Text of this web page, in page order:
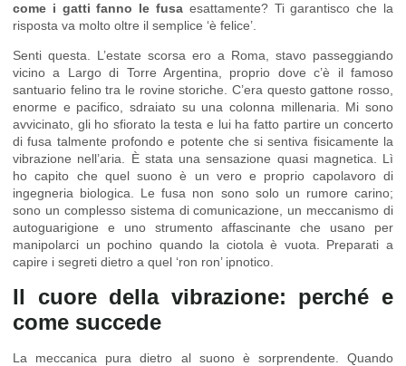
come i gatti fanno le fusa esattamente? Ti garantisco che la
risposta va molto oltre il semplice ‘è felice’.
Senti questa. L’estate scorsa ero a Roma, stavo passeggiando
vicino a Largo di Torre Argentina, proprio dove c’è il famoso
santuario felino tra le rovine storiche. C’era questo gattone rosso,
enorme e pacifico, sdraiato su una colonna millenaria. Mi sono
avvicinato, gli ho sfiorato la testa e lui ha fatto partire un concerto
di fusa talmente profondo e potente che si sentiva fisicamente la
vibrazione nell’aria. È stata una sensazione quasi magnetica. Lì
ho capito che quel suono è un vero e proprio capolavoro di
ingegneria biologica. Le fusa non sono solo un rumore carino;
sono un complesso sistema di comunicazione, un meccanismo di
autoguarigione e uno strumento affascinante che usano per
manipolarci un pochino quando la ciotola è vuota. Preparati a
capire i segreti dietro a quel ‘ron ron’ ipnotico.
Il cuore della vibrazione: perché e
come succede
La meccanica pura dietro al suono è sorprendente. Quando